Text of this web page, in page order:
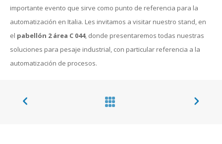
importante evento que sirve como punto de referencia para la
automatización en Italia. Les invitamos a visitar nuestro stand, en
el pabellón 2 área C 044, donde presentaremos todas nuestras
soluciones para pesaje industrial, con particular referencia a la
automatización de procesos.